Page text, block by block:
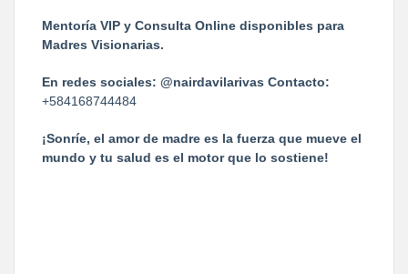
Mentoría VIP y Consulta Online disponibles para
Madres Visionarias.
En redes sociales: @nairdavilarivas Contacto:
+584168744484
¡Sonríe, el amor de madre es la fuerza que mueve el
mundo y tu salud es el motor que lo sostiene!